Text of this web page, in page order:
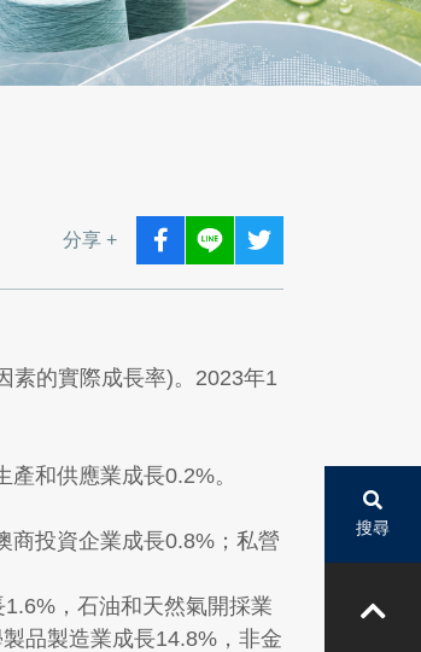
分享 +
素的實際成長率)。2023年1
和供應業成長0.2%。
商投資企業成長0.8%；私營
，石油和天然氣開採業
品製造業成長14.8%，非金
搜尋